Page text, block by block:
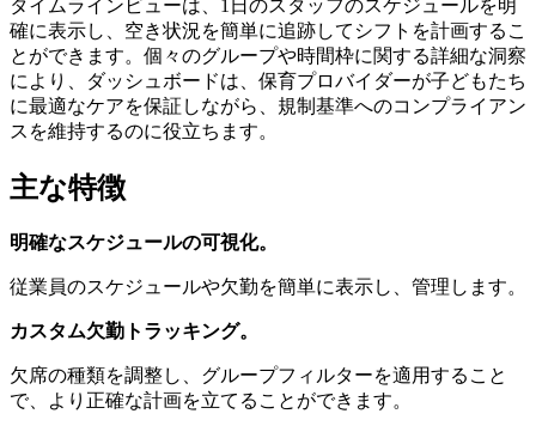
タイムラインビューは、1日のスタッフのスケジュールを明
確に表示し、空き状況を簡単に追跡してシフトを計画するこ
とができます。個々のグループや時間枠に関する詳細な洞察
により、ダッシュボードは、保育プロバイダーが子どもたち
に最適なケアを保証しながら、規制基準へのコンプライアン
スを維持するのに役立ちます。
主な特徴
明確なスケジュールの可視化。
従業員のスケジュールや欠勤を簡単に表示し、管理します。
カスタム欠勤トラッキング。
欠席の種類を調整し、グループフィルターを適用すること
で、より正確な計画を立てることができます。